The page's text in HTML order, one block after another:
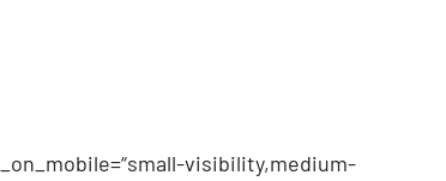
visibility,medium-